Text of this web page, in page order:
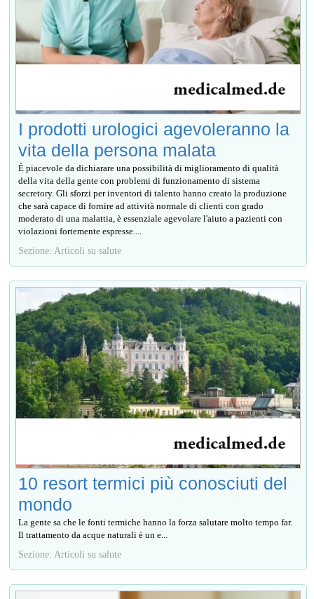
I prodotti urologici agevoleranno la
vita della persona malata
È piacevole da dichiarare una possibilità di miglioramento di qualità
della vita della gente con problemi di funzionamento di sistema
secretory. Gli sforzi per inventori di talento hanno creato la produzione
che sarà capace di fornire ad attività normale di clienti con grado
moderato di una malattia, è essenziale agevolare l'aiuto a pazienti con
violazioni fortemente espresse....
Sezione: Articoli su salute
10 resort termici più conosciuti del
mondo
La gente sa che le fonti termiche hanno la forza salutare molto tempo far.
Il trattamento da acque naturali è un e...
Sezione: Articoli su salute